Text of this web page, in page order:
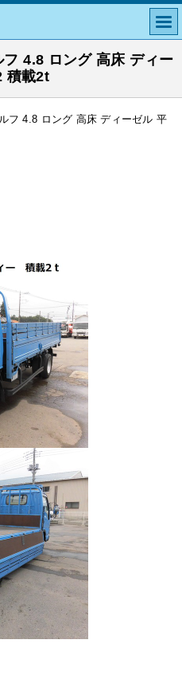
4.8 ロング 高床 ディー
積載2t
フ 4.8 ロング 高床 ディーゼル 平